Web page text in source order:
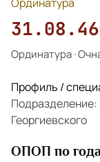
31.08.46
Ординатура·
Профиль /
Георгиевского
ОПОП по